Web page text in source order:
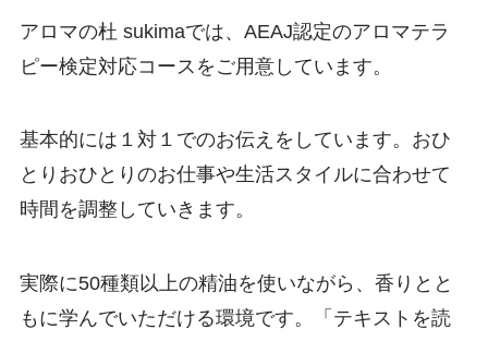
アロマの杜 sukimaでは、AEAJ認定のアロマテラ
ピー検定対応コースをご用意しています。
基本的には１対１でのお伝えをしています。おひ
とりおひとりのお仕事や生活スタイルに合わせて
時間を調整していきます。
実際に50種類以上の精油を使いながら、香りとと
もに学んでいただける環境です。「テキストを読